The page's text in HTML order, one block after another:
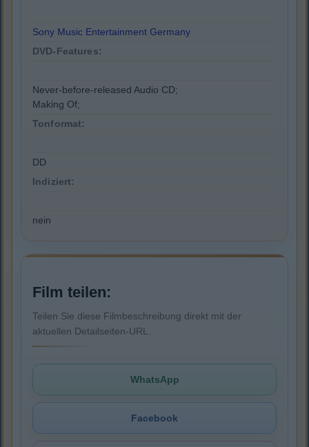
Sony Music Entertainment Germany
DVD-Features:
Never-before-released Audio CD;
Making Of;
Tonformat:
DD
Indiziert:
nein
Film teilen:
Teilen Sie diese Filmbeschreibung direkt mit der
aktuellen Detailseiten-URL.
WhatsApp
Facebook